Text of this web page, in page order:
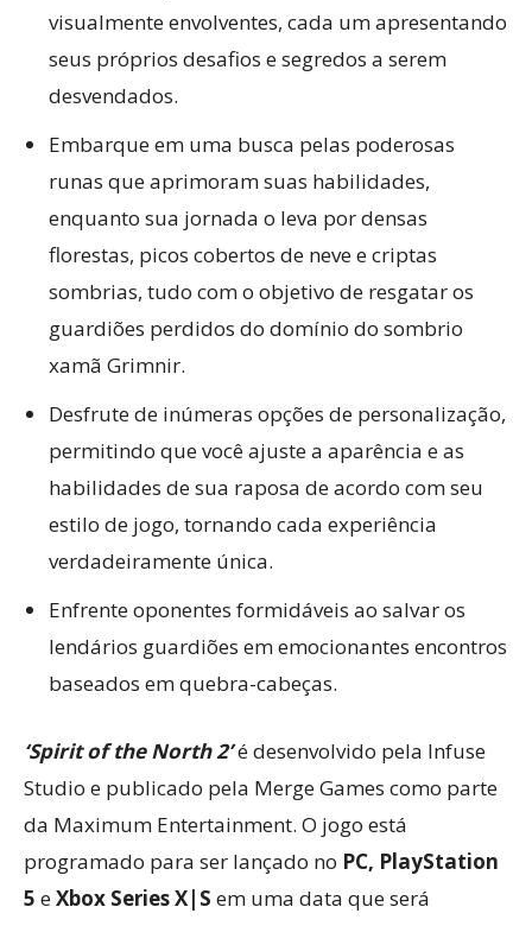
visualmente envolventes, cada um apresentando
seus próprios desafios e segredos a serem
desvendados.
Embarque em uma busca pelas poderosas
runas que aprimoram suas habilidades,
enquanto sua jornada o leva por densas
florestas, picos cobertos de neve e criptas
sombrias, tudo com o objetivo de resgatar os
guardiões perdidos do domínio do sombrio
xamã Grimnir.
Desfrute de inúmeras opções de personalização,
permitindo que você ajuste a aparência e as
habilidades de sua raposa de acordo com seu
estilo de jogo, tornando cada experiência
verdadeiramente única.
Enfrente oponentes formidáveis ao salvar os
lendários guardiões em emocionantes encontros
baseados em quebra-cabeças.
‘Spirit of the North 2’é desenvolvido pela Infuse
Studio e publicado pela Merge Games como parte
da Maximum Entertainment. O jogo está
programado para ser lançado no PC, PlayStation
5 eXbox Series X|S em uma data que será